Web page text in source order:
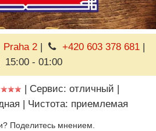
Praha 2 | +420 603 378 681|
15:00 - 01:00
| Сервис: отличный |
| Чистота: приемлемая
Поделитесь мнением.